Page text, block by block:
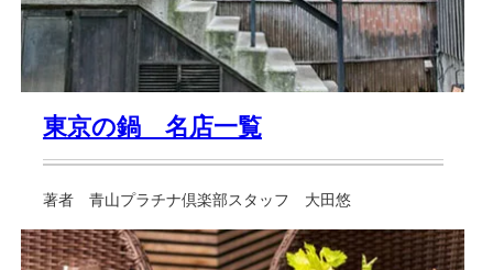
東京の鍋 名店一覧
著者 青山プラチナ倶楽部スタッフ 大田悠